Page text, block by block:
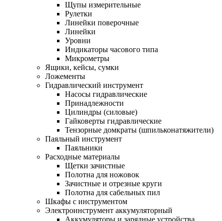
Щупы измерительные
Рулетки
Линейки поверочные
Линейки
Уровни
Индикаторы часового типа
Микрометры
Ящики, кейсы, сумки
Ложементы
Гидравлический инструмент
Насосы гидравлические
Принадлежности
Цилиндры (силовые)
Гайковерты гидравлические
Тензорные домкраты (шпильконатяжители)
Паяльный инструмент
Паяльники
Расходные материалы
Щетки зачистные
Полотна для ножовок
Зачистные и отрезные круги
Полотна для сабельных пил
Шкафы с инструментом
Электроинструмент аккумуляторный